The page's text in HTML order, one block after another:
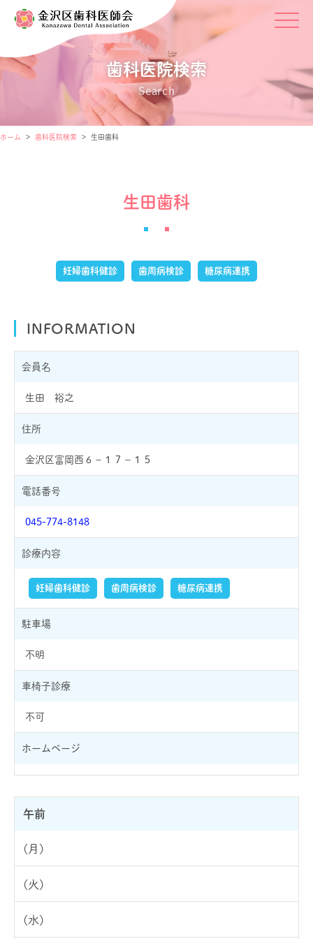
歯科医院検索
Search
ホーム 歯科医院検索 生田歯科
生田歯科
妊婦歯科健診 歯周病検診 糖尿病連携
INFORMATION
会員名
生田 裕之
住所
金沢区富岡西６－１７－１５
電話番号
045-774-8148
診療内容
妊婦歯科健診 歯周病検診 糖尿病連携
駐車場
不明
車椅子診療
不可
ホームページ
午前